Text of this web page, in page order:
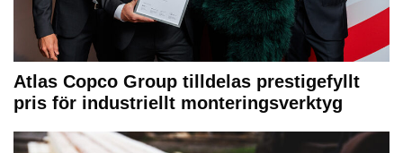
Atlas Copco Group tilldelas prestigefyllt
pris för industriellt monteringsverktyg